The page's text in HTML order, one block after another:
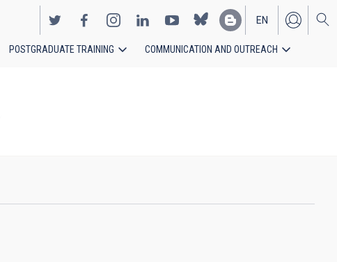
EN
ES
POSTGRADUATE TRAINING COMMUNICATION AND OUTREACH